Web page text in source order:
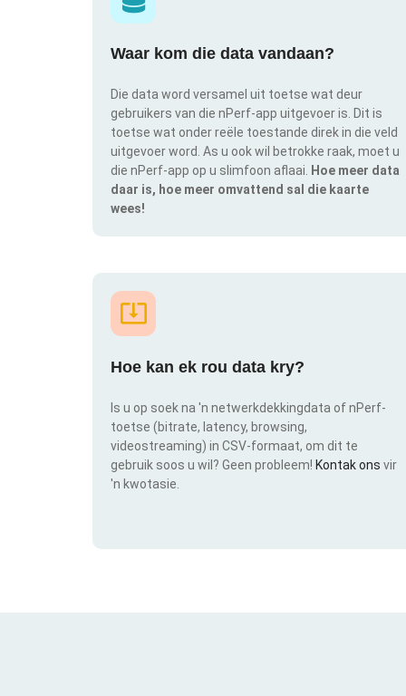
Waar kom die data vandaan?
Die data word versamel uit toetse wat deur
gebruikers van die nPerf-app uitgevoer is. Dit is
toetse wat onder reële toestande direk in die veld
uitgevoer word. As u ook wil betrokke raak, moet u
die nPerf-app op u slimfoon aflaai.
Hoe meer data
daar is, hoe meer omvattend sal die kaarte
wees!
Hoe kan ek rou data kry?
Is u op soek na 'n netwerkdekkingdata of nPerf-
toetse (bitrate, latency, browsing,
videostreaming) in CSV-formaat, om dit te
gebruik soos u wil? Geen probleem! Kontak ons vir
'n kwotasie.